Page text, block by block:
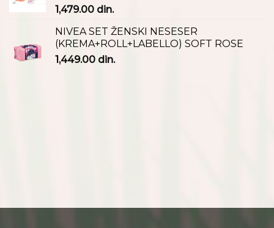
1,479.00 din.
NIVEA SET ŽENSKI NESESER
(KREMA+ROLL+LABELLO) SOFT ROSE
1,449.00 din.